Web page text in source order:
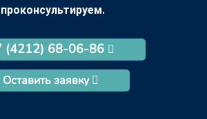
проконсультируем.
(4212) 68-06-86
Оставить заявку